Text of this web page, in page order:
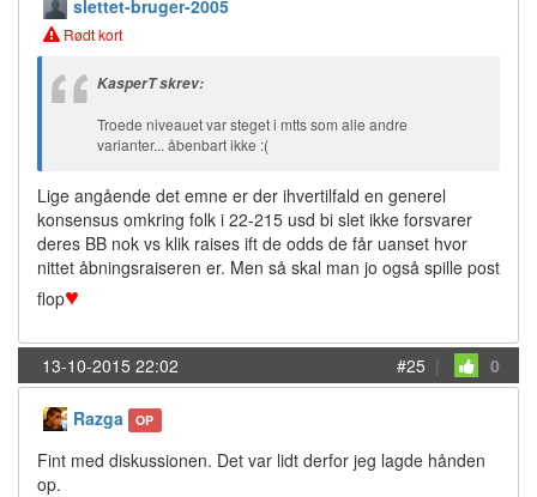
slettet-bruger-2005
Rødt kort
KasperT skrev:
Troede niveauet var steget i mtts som alle andre
varianter... åbenbart ikke :(
Lige angående det emne er der ihvertilfald en generel
konsensus omkring folk i 22-215 usd bi slet ikke forsvarer
deres BB nok vs klik raises ift de odds de får uanset hvor
nittet åbningsraiseren er. Men så skal man jo også spille post
flop♥
13-10-2015 22:02 #25 | 0
Razga OP
Fint med diskussionen. Det var lidt derfor jeg lagde hånden
op.